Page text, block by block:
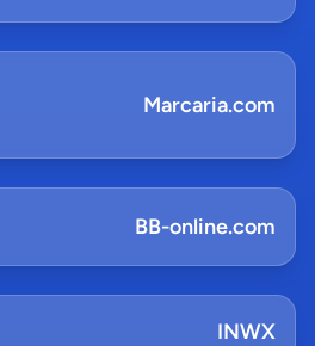
Marcaria.com
BB-online.com
INWX